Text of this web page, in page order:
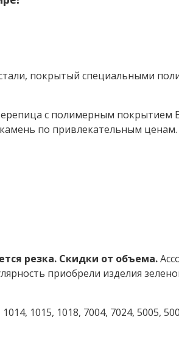
покрытый специальными
с полимерным
по привлекательным
резка. Скидки от объема.
приобрели изделия
1014, 1015, 1018, 7004, 7024, 5005,